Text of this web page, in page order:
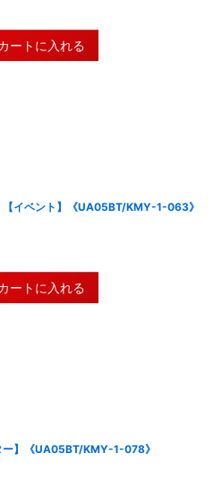
ートに入れる
【イベント】《UA05BT/KMY-1-063》
ートに入れる
ー】《UA05BT/KMY-1-078》